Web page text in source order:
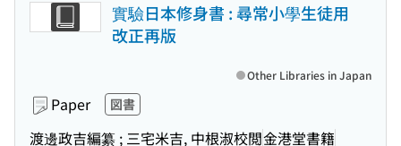
實驗日本修身書 : 尋常小學生徒用
改正再版
Paper 図書
渡邊政吉編纂 ; 三宅米吉, 中根淑校閲金港堂書籍
Other Libraries in Japan